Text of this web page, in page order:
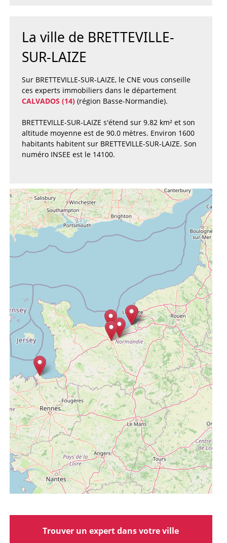
La ville de BRETTEVILLE-
SUR-LAIZE
Sur BRETTEVILLE-SUR-LAIZE, le CNE vous conseille
ces experts immobiliers dans le département
CALVADOS (14)(région Basse-Normandie).
BRETTEVILLE-SUR-LAIZE s'étend sur 9.82 km² et son
altitude moyenne est de 90.0 mètres. Environ 1600
habitants habitent sur BRETTEVILLE-SUR-LAIZE. Son
numéro INSEE est le 14100.
Trouver un expert dans votre ville